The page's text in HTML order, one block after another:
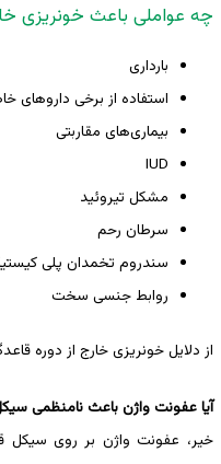
چه عواملی باعث خونریزی
بارداری
استفاده از برخی داروهای
بیماری‌های مقاربتی
IUD
مشکل تیروئید
سرطان رحم
سندروم تخمدان پلی
روابط جنسی سخت
از دلایل خونریزی خارج از دوره
آیا عفونت واژن باعث نامنظمی
خیر، عفونت واژن بر روی سیکل